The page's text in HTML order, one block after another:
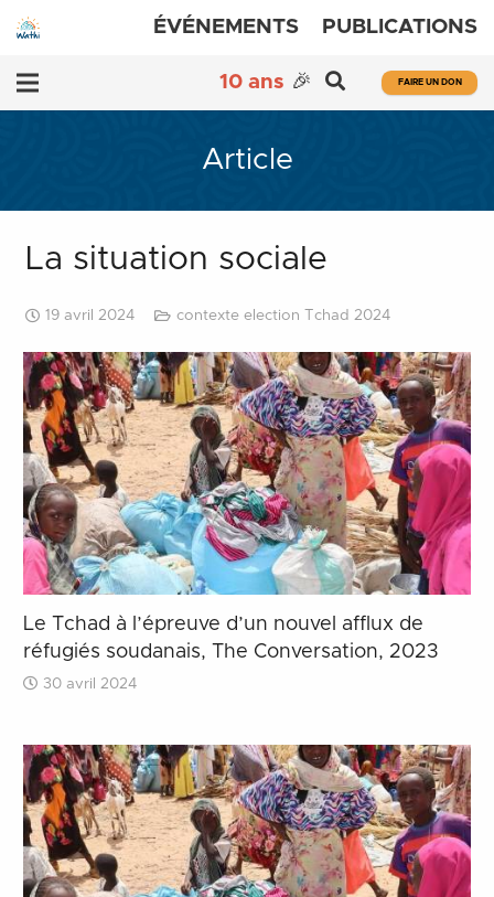
ÉVÉNEMENTS PUBLICATIONS
10 ans 🎉 FAIRE UN DON
Article
La situation sociale
19 avril 2024 contexte election Tchad 2024
Le Tchad à l’épreuve d’un nouvel afflux de
réfugiés soudanais, The Conversation, 2023
30 avril 2024